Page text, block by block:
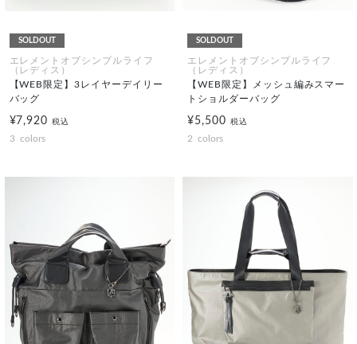
SOLDOUT
エレメントオブシンプルライフ
（レディス）
【WEB限定】3レイヤーデイリー
バッグ
¥7,920税込
3 colors
SOLDOUT
エレメントオブシンプルライフ
（レディス）
【WEB限定】メッシュ編みスマー
トショルダーバッグ
¥5,500 税込
2 colors